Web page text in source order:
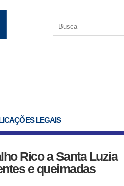
LEGAIS
Rico a Santa Luzia
e queimadas